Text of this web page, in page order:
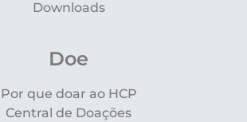
Downloads
Doe
Por que doar ao HCP
Central de Doações